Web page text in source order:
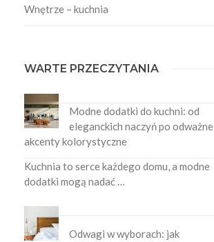
Wnętrze – kuchnia
WARTE PRZECZYTANIA
Modne dodatki do kuchni: od
eleganckich naczyń po odważne
akcenty kolorystyczne
Kuchnia to serce każdego domu, a modne
dodatki mogą nadać …
Odwagi w wyborach: jak